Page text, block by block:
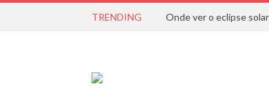
TRENDING Onde ver o eclipse